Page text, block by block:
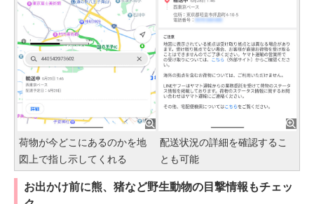
荷物が今どこにあるのかを地
図上で指し示してくれる
配送状況の詳細を確認するこ
とも可能
お出かけ前に熊、猪など野生動物の目撃情報もチェッ